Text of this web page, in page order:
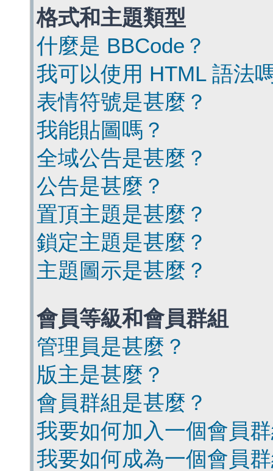
格式和主題類型
什麼是 BBCode？
我可以使用 HTML 語法
表情符號是甚麼？
我能貼圖嗎？
全域公告是甚麼？
公告是甚麼？
置頂主題是甚麼？
鎖定主題是甚麼？
主題圖示是甚麼？
會員等級和會員群組
管理員是甚麼？
版主是甚麼？
會員群組是甚麼？
我要如何加入一個會員
我要如何成為一個會員